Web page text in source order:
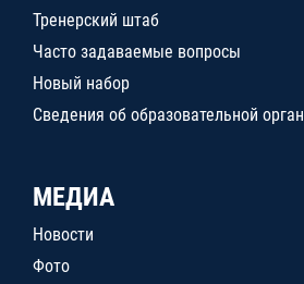
Тренерский штаб
Часто задаваемые вопросы
Новый набор
Сведения об образовательной
МЕДИА
Новости
Фото